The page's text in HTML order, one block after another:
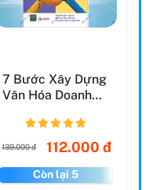
7 Bước Xây Dựng
Văn Hóa Doanh
139.000 đ 112.000 đ
Còn lại 5